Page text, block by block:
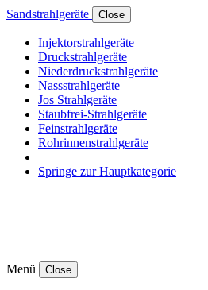
Sandstrahlgeräte Close
Injektorstrahlgeräte
Druckstrahlgeräte
Niederdruckstrahlgeräte
Nassstrahlgeräte
Jos Strahlgeräte
Staubfrei-Strahlgeräte
Feinstrahlgeräte
Rohrinnenstrahlgeräte
Springe zur Hauptkategorie
Menü Close